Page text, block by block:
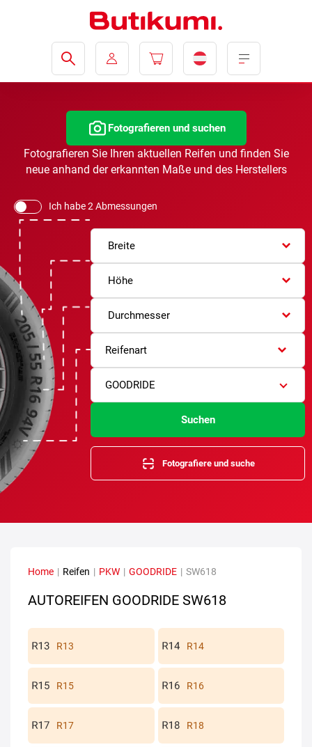
Fotografieren und suchen
Fotografieren Sie Ihren aktuellen Reifen und finden Sie
neue anhand der erkannten Maße und des Herstellers
Ich habe 2 Abmessungen
Breite
Höhe
Durchmesser
Reifenart
GOODRIDE
Suchen
Fotografiere und suche
Home | Reifen | PKW | GOODRIDE | SW618
AUTOREIFEN GOODRIDE SW618
R13 R14
R15 R16
R17 R18